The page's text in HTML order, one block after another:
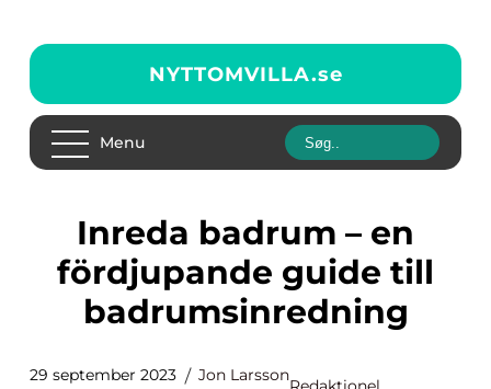
NYTTOMVILLA.se
Menu
Inreda badrum – en
fördjupande guide till
badrumsinredning
29 september 2023 Jon Larsson